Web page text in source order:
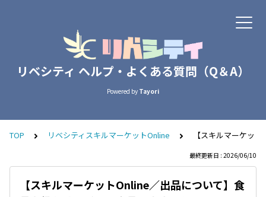
リベシティ ヘルプ・よくある質問（Q＆A）
Powered by Tayori
TOP リベシティスキルマーケットOnline 【スキルマーケッ
最終更新日 : 2026/06/10
【スキルマーケットOnline／出品について】食